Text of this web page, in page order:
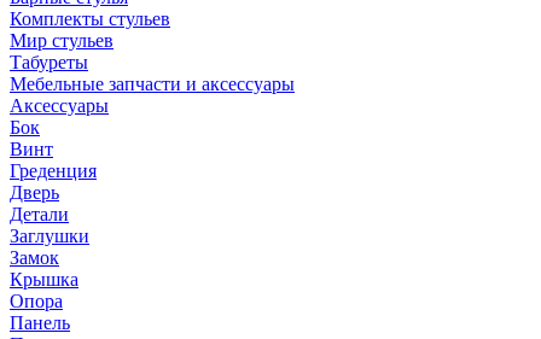
Комплекты стульев
Мир стульев
Табуреты
Мебельные запчасти и аксессуары
Аксессуары
Бок
Винт
Греденция
Дверь
Детали
Заглушки
Замок
Крышка
Опора
Панель